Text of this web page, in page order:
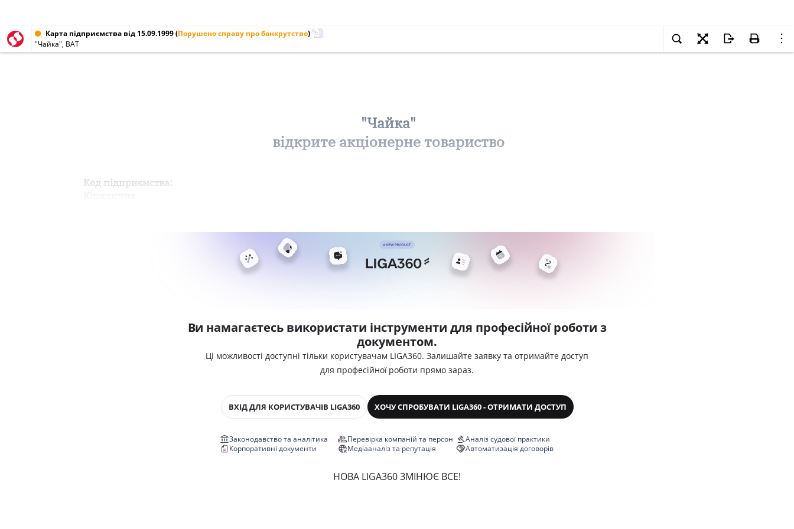
Карта підприємства від 15.09.1999(Порушено справу про банкрутство)
"Чайка", ВАТ
"Чайка"
відкрите акціонерне товариство
Код підприємства:
Ви намагаєтесь використати інструменти для професійної роботи з
документом.
Ці можливості доступні тільки користувачам LIGA360. Залишайте заявку та отримайте доступ
для професійної роботи прямо зараз.
ВХІД ДЛЯ КОРИСТУВАЧІВ LIGA360 ХОЧУ СПРОБУВАТИ LIGA360 - ОТРИМАТИ ДОСТУП
Законодавство та аналітика
Корпоративні документи
Перевірка компаній та персон
Медіааналіз та репутація
Аналіз судової практики
Автоматизація договорів
НОВА LIGA360 ЗМІНЮЄ ВСЕ!